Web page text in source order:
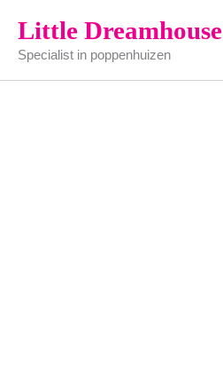
naar
inhoud
Little Dreamhouse
Specialist in poppenhuizen
aantal